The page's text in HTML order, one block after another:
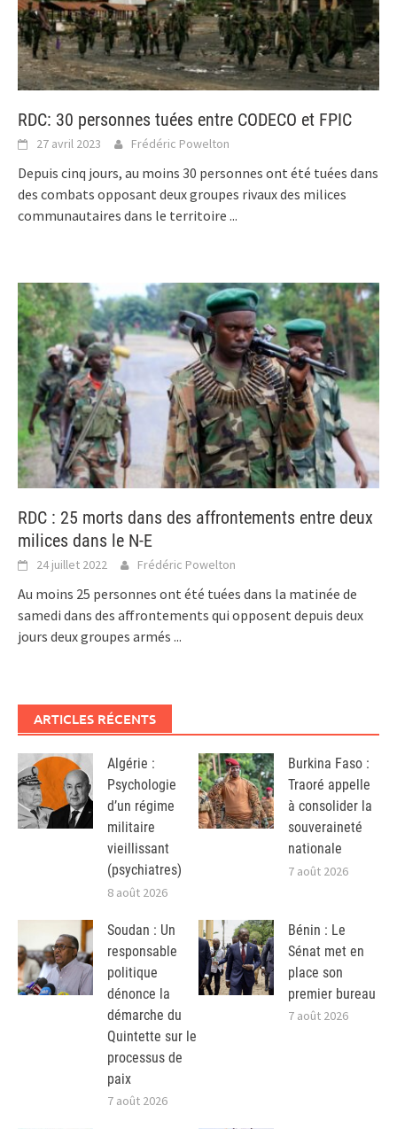
RDC: 30 personnes tuées entre CODECO et FPIC
27 avril 2023 Frédéric Powelton
Depuis cinq jours, au moins 30 personnes ont été tuées dans
des combats opposant deux groupes rivaux des milices
communautaires dans le territoire ...
RDC : 25 morts dans des affrontements entre deux
milices dans le N-E
24 juillet 2022 Frédéric Powelton
Au moins 25 personnes ont été tuées dans la matinée de
samedi dans des affrontements qui opposent depuis deux
jours deux groupes armés ...
ARTICLES RÉCENTS
Algérie :
Psychologie
d’un régime
militaire
vieillissant
(psychiatres)
8 août 2026
Burkina Faso :
Traoré appelle
à consolider la
souveraineté
nationale
7 août 2026
Soudan : Un
responsable
politique
dénonce la
démarche du
Quintette sur le
processus de
paix
7 août 2026
Bénin : Le
Sénat met en
place son
premier bureau
7 août 2026